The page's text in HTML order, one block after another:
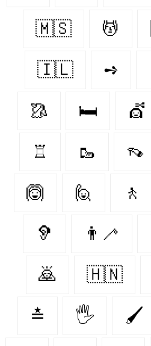
🇲🇸 💆
🇮🇱 ➺
🥻 🛏 💇‍
♖ 🥾 👡
🙆‍ 🙋 🚶‍
🦻 👨‍🦯
🙇 🇭🇳
≛ 🖐 🖌